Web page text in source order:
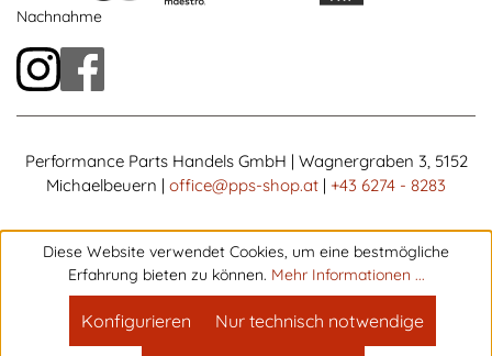
Nachnahme
Performance Parts Handels GmbH | Wagnergraben 3, 5152
Michaelbeuern | office@pps-shop.at | +43 6274 - 8283
Diese Website verwendet Cookies, um eine bestmögliche
Erfahrung bieten zu können. Mehr Informationen ...
Nur technisch notwendige
Konfigurieren